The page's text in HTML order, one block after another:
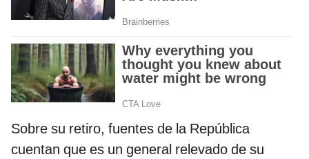
Sobre su retiro, fuentes de la República
cuentan que es un general relevado de su